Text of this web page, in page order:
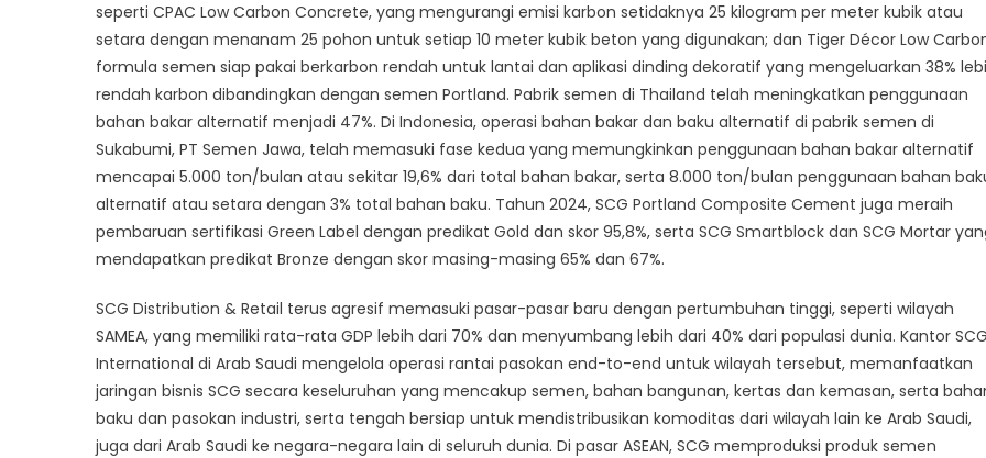
seperti CPAC Low Carbon Concrete, yang mengurangi emisi karbon setidaknya 25 kilogram per meter kubik atau
setara dengan menanam 25 pohon untuk setiap 10 meter kubik beton yang digunakan; dan Tiger Décor Low
formula semen siap pakai berkarbon rendah untuk lantai dan aplikasi dinding dekoratif yang mengeluarkan 38%
rendah karbon dibandingkan dengan semen Portland. Pabrik semen di Thailand telah meningkatkan penggunaan
bahan bakar alternatif menjadi 47%. Di Indonesia, operasi bahan bakar dan baku alternatif di pabrik semen di
Sukabumi, PT Semen Jawa, telah memasuki fase kedua yang memungkinkan penggunaan bahan bakar alternatif
mencapai 5.000 ton/bulan atau sekitar 19,6% dari total bahan bakar, serta 8.000 ton/bulan penggunaan bahan
alternatif atau setara dengan 3% total bahan baku. Tahun 2024, SCG Portland Composite Cement juga meraih
pembaruan sertifikasi Green Label dengan predikat Gold dan skor 95,8%, serta SCG Smartblock dan SCG Mortar
mendapatkan predikat Bronze dengan skor masing-masing 65% dan 67%.
SCG Distribution & Retail terus agresif memasuki pasar-pasar baru dengan pertumbuhan tinggi, seperti wilayah
SAMEA, yang memiliki rata-rata GDP lebih dari 70% dan menyumbang lebih dari 40% dari populasi dunia. Kantor SCG
International di Arab Saudi mengelola operasi rantai pasokan end-to-end untuk wilayah tersebut, memanfaatkan
jaringan bisnis SCG secara keseluruhan yang mencakup semen, bahan bangunan, kertas dan kemasan, serta
baku dan pasokan industri, serta tengah bersiap untuk mendistribusikan komoditas dari wilayah lain ke Arab Saudi,
juga dari Arab Saudi ke negara-negara lain di seluruh dunia. Di pasar ASEAN, SCG memproduksi produk semen